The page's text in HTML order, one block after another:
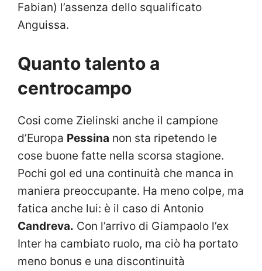
Fabian) l’assenza dello squalificato
Anguissa.
Quanto talento a
centrocampo
Cosi come Zielinski anche il campione
d’Europa Pessina non sta ripetendo le
cose buone fatte nella scorsa stagione.
Pochi gol ed una continuità che manca in
maniera preoccupante. Ha meno colpe, ma
fatica anche lui: è il caso di Antonio
Candreva. Con l’arrivo di Giampaolo l’ex
Inter ha cambiato ruolo, ma ciò ha portato
meno bonus e una discontinuità